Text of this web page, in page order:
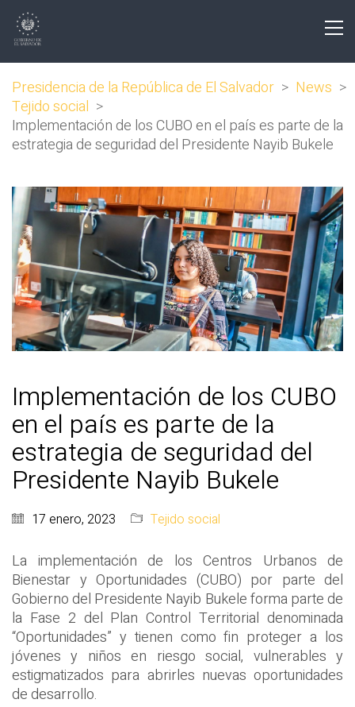
Presidencia de la República de El Salvador > News >
Tejido social >
Implementación de los CUBO en el país es parte de la
estrategia de seguridad del Presidente Nayib Bukele
Implementación de los CUBO
en el país es parte de la
estrategia de seguridad del
Presidente Nayib Bukele
17 enero, 2023 Tejido social
La implementación de los Centros Urbanos de
Bienestar y Oportunidades (CUBO) por parte del
Gobierno del Presidente Nayib Bukele forma parte de
la Fase 2 del Plan Control Territorial denominada
“Oportunidades” y tienen como fin proteger a los
jóvenes y niños en riesgo social, vulnerables y
estigmatizados para abrirles nuevas oportunidades
de desarrollo.